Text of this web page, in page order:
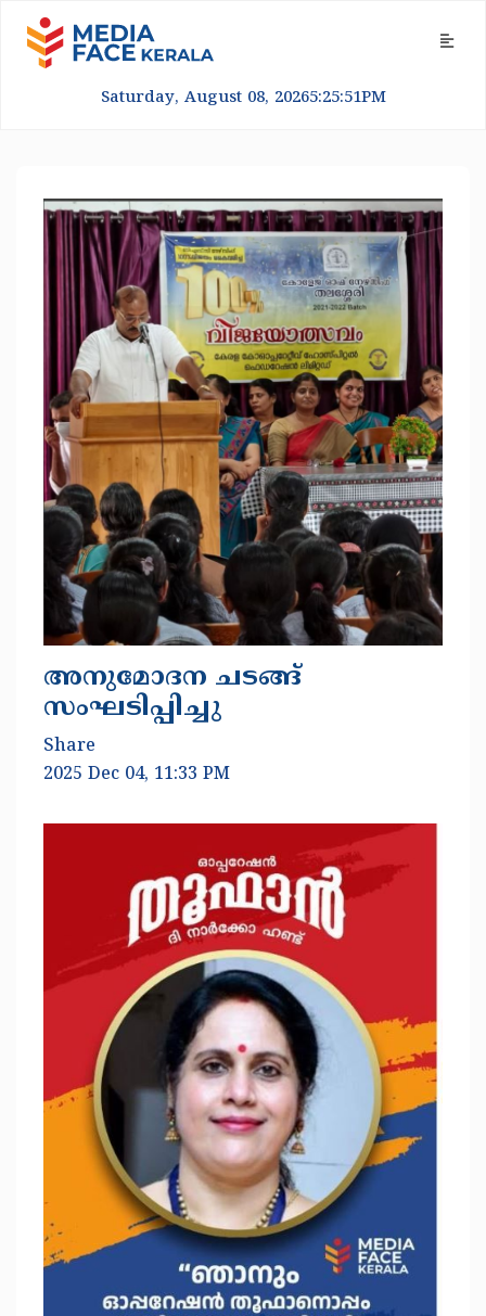
Saturday, August 08, 20265:25:52PM
അനുമോദന ചടങ്ങ്
സംഘടിപ്പിച്ചു
Share
2025 Dec 04, 11:33 PM